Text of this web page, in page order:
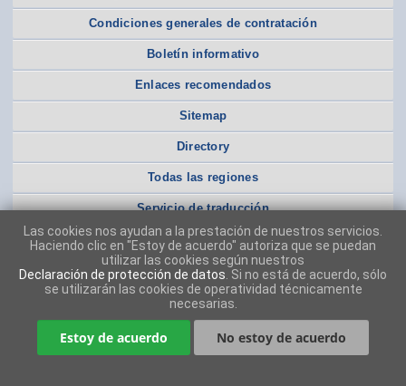
Condiciones generales de contratación
Boletín informativo
Enlaces recomendados
Sitemap
Directory
Todas las regiones
Servicio de traducción
Las cookies nos ayudan a la prestación de nuestros servicios.
Haciendo clic en "Estoy de acuerdo" autoriza que se puedan
utilizar las cookies según nuestros
Declaración de protección de datos . Si no está de acuerdo, sólo
se utilizarán las cookies de operatividad técnicamente
necesarias.